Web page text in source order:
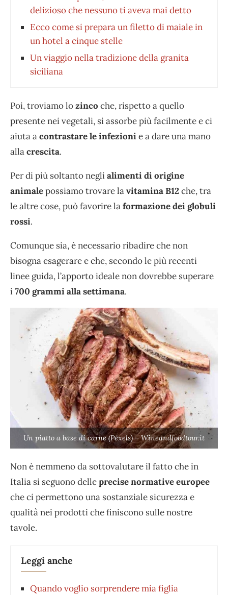
delizioso che nessuno ti aveva mai detto
Ecco come si prepara un filetto di maiale in
un hotel a cinque stelle
Un viaggio nella tradizione della granita
siciliana
Poi, troviamo lozinco che, rispetto a quello
presente nei vegetali, si assorbe più facilmente e ci
aiuta acontrastare le infezionie a dare una mano
allacrescita.
Per di più soltanto neglialimenti di origine
animalepossiamo trovare lavitamina B12che, tra
le altre cose, può favorire laformazione dei globuli
rossi.
Comunque sia, è necessario ribadire che non
bisogna esagerare e che, secondo le più recenti
linee guida, l’apporto ideale non dovrebbe superare
i700 grammi alla settimana.
Un piatto a base di carne (Pexels) – Wineandfoodtour.it
Non è nemmeno da sottovalutare il fatto che in
Italia si seguono delleprecise normative europee
che ci permettono una sostanziale sicurezza e
qualità nei prodotti che finiscono sulle nostre
tavole.
Leggi anche
Quando voglio sorprendere mia figlia